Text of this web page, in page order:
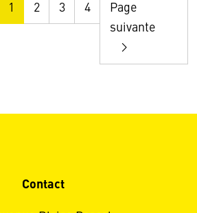
1 2 3 4
Page
suivante
Contact